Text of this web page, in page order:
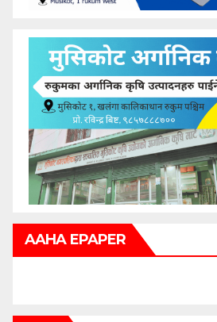
AAHA EPAPER